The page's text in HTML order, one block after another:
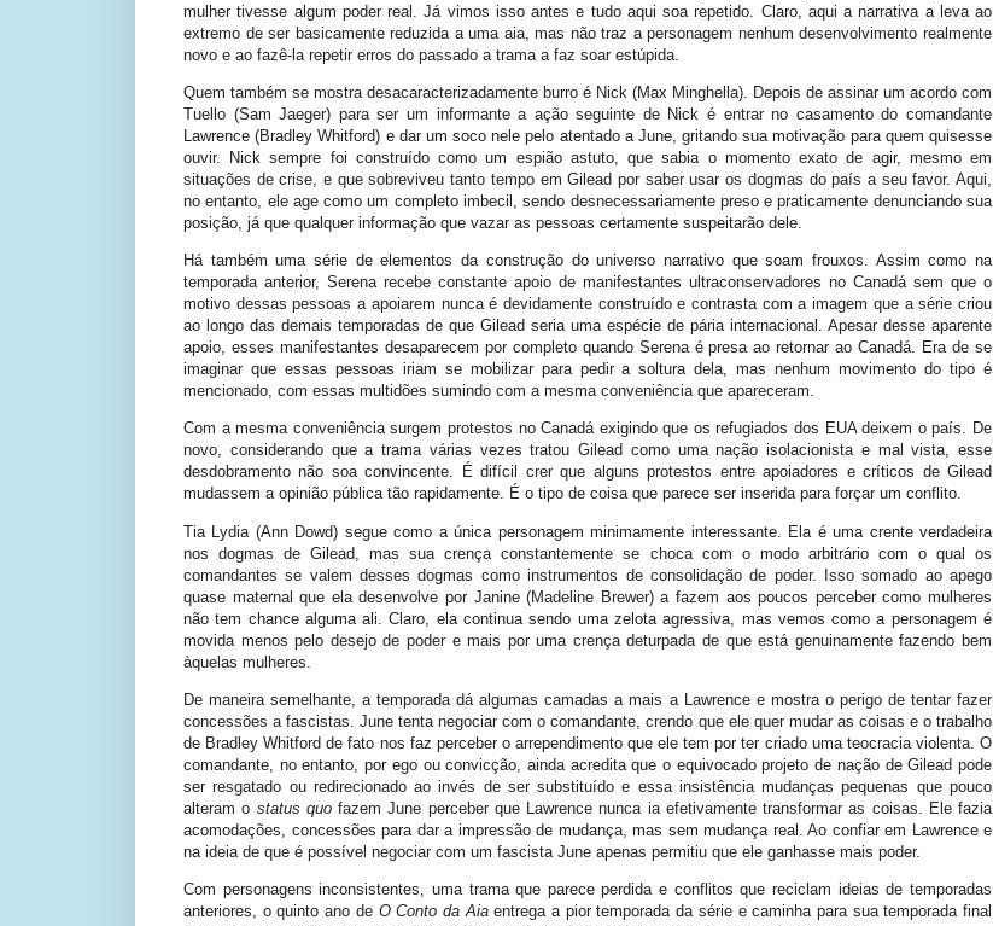
mulher tivesse algum poder real. Já vimos isso antes e tudo aqui soa repetido. Claro, aqui a narrativa a leva ao
extremo de ser basicamente reduzida a uma aia, mas não traz a personagem nenhum desenvolvimento realmente
novo e ao fazê-la repetir erros do passado a trama a faz soar estúpida.
Quem também se mostra desacaracterizadamente burro é Nick (Max Minghella). Depois de assinar um acordo com
Tuello (Sam Jaeger) para ser um informante a ação seguinte de Nick é entrar no casamento do comandante
Lawrence (Bradley Whitford) e dar um soco nele pelo atentado a June, gritando sua motivação para quem quisesse
ouvir. Nick sempre foi construído como um espião astuto, que sabia o momento exato de agir, mesmo em
situações de crise, e que sobreviveu tanto tempo em Gilead por saber usar os dogmas do país a seu favor. Aqui,
no entanto, ele age como um completo imbecil, sendo desnecessariamente preso e praticamente denunciando sua
posição, já que qualquer informação que vazar as pessoas certamente suspeitarão dele.
Há também uma série de elementos da construção do universo narrativo que soam frouxos. Assim como na
temporada anterior, Serena recebe constante apoio de manifestantes ultraconservadores no Canadá sem que o
motivo dessas pessoas a apoiarem nunca é devidamente construído e contrasta com a imagem que a série criou
ao longo das demais temporadas de que Gilead seria uma espécie de pária internacional. Apesar desse aparente
apoio, esses manifestantes desaparecem por completo quando Serena é presa ao retornar ao Canadá. Era de se
imaginar que essas pessoas iriam se mobilizar para pedir a soltura dela, mas nenhum movimento do tipo é
mencionado, com essas multidões sumindo com a mesma conveniência que apareceram.
Com a mesma conveniência surgem protestos no Canadá exigindo que os refugiados dos EUA deixem o país. De
novo, considerando que a trama várias vezes tratou Gilead como uma nação isolacionista e mal vista, esse
desdobramento não soa convincente. É difícil crer que alguns protestos entre apoiadores e críticos de Gilead
mudassem a opinião pública tão rapidamente. É o tipo de coisa que parece ser inserida para forçar um conflito.
Tia Lydia (Ann Dowd) segue como a única personagem minimamente interessante. Ela é uma crente verdadeira
nos dogmas de Gilead, mas sua crença constantemente se choca com o modo arbitrário com o qual os
comandantes se valem desses dogmas como instrumentos de consolidação de poder. Isso somado ao apego
quase maternal que ela desenvolve por Janine (Madeline Brewer) a fazem aos poucos perceber como mulheres
não tem chance alguma ali. Claro, ela continua sendo uma zelota agressiva, mas vemos como a personagem é
movida menos pelo desejo de poder e mais por uma crença deturpada de que está genuinamente fazendo bem
àquelas mulheres.
De maneira semelhante, a temporada dá algumas camadas a mais a Lawrence e mostra o perigo de tentar fazer
concessões a fascistas. June tenta negociar com o comandante, crendo que ele quer mudar as coisas e o trabalho
de Bradley Whitford de fato nos faz perceber o arrependimento que ele tem por ter criado uma teocracia violenta. O
comandante, no entanto, por ego ou convicção, ainda acredita que o equivocado projeto de nação de Gilead pode
ser resgatado ou redirecionado ao invés de ser substituído e essa insistência mudanças pequenas que pouco
alteram o status quofazem June perceber que Lawrence nunca ia efetivamente transformar as coisas. Ele fazia
acomodações, concessões para dar a impressão de mudança, mas sem mudança real. Ao confiar em Lawrence e
na ideia de que é possível negociar com um fascista June apenas permitiu que ele ganhasse mais poder.
Com personagens inconsistentes, uma trama que parece perdida e conflitos que reciclam ideias de temporadas
anteriores, o quinto ano de O Conto da Aiaentrega a pior temporada da série e caminha para sua temporada final